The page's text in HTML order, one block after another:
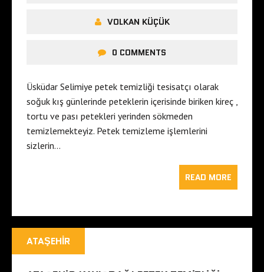
VOLKAN KÜÇÜK
0 COMMENTS
Üsküdar Selimiye petek temizliği tesisatçı olarak
soğuk kış günlerinde peteklerin içerisinde biriken kireç ,
tortu ve pası petekleri yerinden sökmeden
temizlemekteyiz. Petek temizleme işlemlerini
sizlerin…
READ MORE
ATAŞEHIR